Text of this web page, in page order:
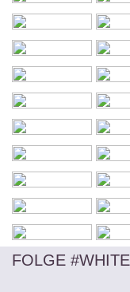
FOLGE